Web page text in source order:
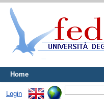
Home
Login